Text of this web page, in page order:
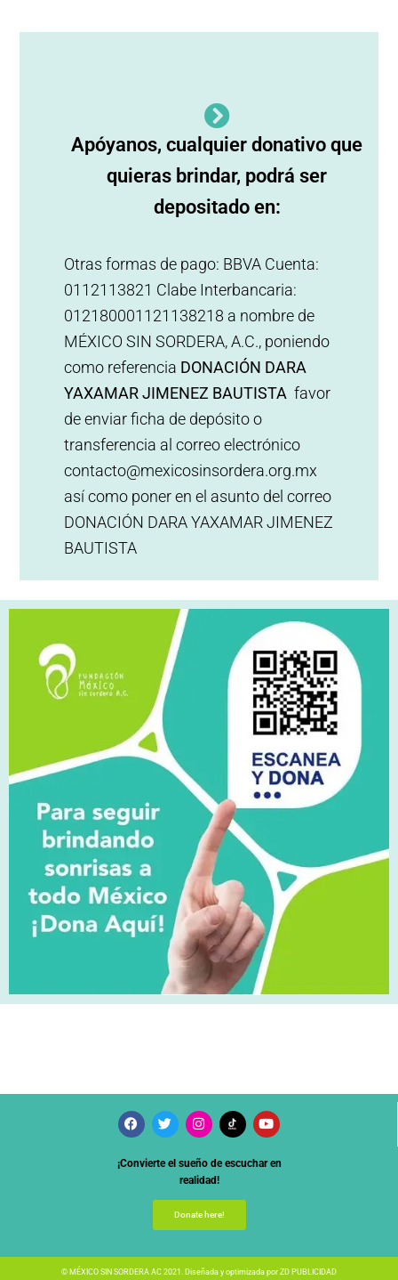
Apóyanos, cualquier donativo que
quieras brindar, podrá ser
depositado en:
Otras formas de pago: BBVA Cuenta:
0112113821 Clabe Interbancaria:
012180001121138218 a nombre de
MÉXICO SIN SORDERA, A.C., poniendo
como referencia DONACIÓN DARA
YAXAMAR JIMENEZ BAUTISTA favor
de enviar ficha de depósito o
transferencia al correo electrónico
contacto@mexicosinsordera.org.mx
así como poner en el asunto del correo
DONACIÓN DARA YAXAMAR JIMENEZ
BAUTISTA
¡Convierte el sueño de escuchar en
realidad!
Donate here!
© MÉXICO SIN SORDERA AC 2021. Diseñada y optimizada por ZD PUBLICIDAD